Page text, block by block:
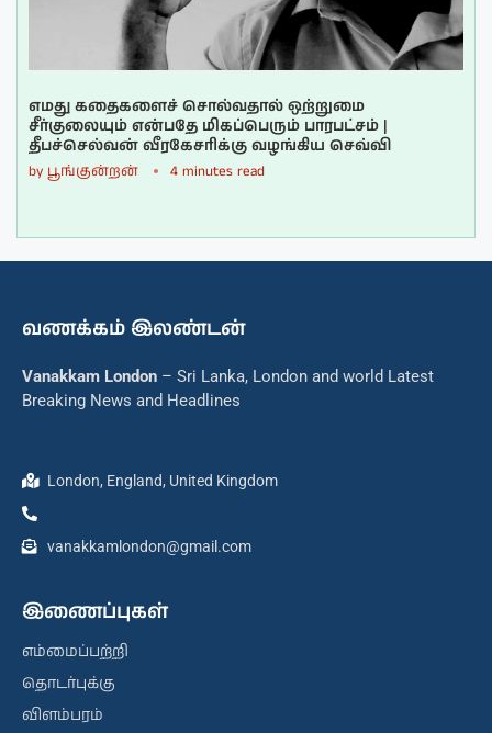
எமது கதைகளைச் சொல்வதால் ஒற்றுமை
சீர்குலையும் என்பதே மிகப்பெரும் பாரபட்சம் |
தீபச்செல்வன் வீரகேசரிக்கு வழங்கிய செவ்வி
by பூங்குன்றன் 4 minutes read
வணக்கம் இலண்டன்
Vanakkam London – Sri Lanka, London and world Latest
Breaking News and Headlines
London, England, United Kingdom
vanakkamlondon@gmail.com
இணைப்புகள்
எம்மைப்பற்றி
தொடர்புக்கு
விளம்பரம்